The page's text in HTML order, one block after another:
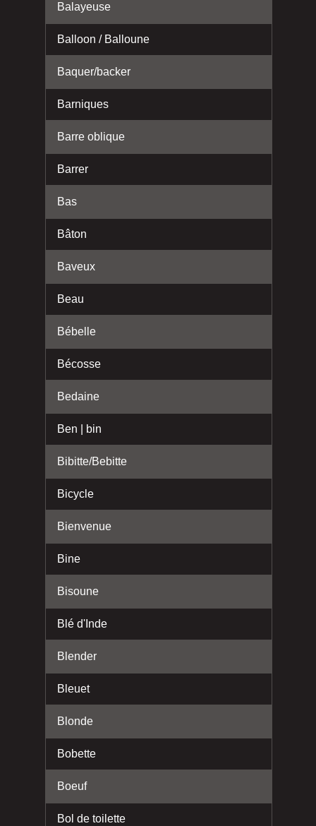
Balayeuse
Balloon / Balloune
Baquer/backer
Barniques
Barre oblique
Barrer
Bas
Bâton
Baveux
Beau
Bébelle
Bécosse
Bedaine
Ben | bin
Bibitte/Bebitte
Bicycle
Bienvenue
Bine
Bisoune
Blé d'Inde
Blender
Bleuet
Blonde
Bobette
Boeuf
Bol de toilette